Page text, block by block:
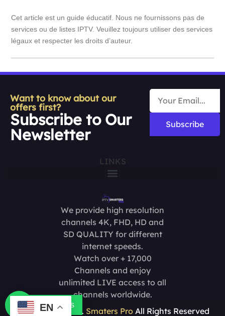
Cet article est un guide éducatif. Nous ne fournissons pas de
services ou de listes IPTV. Veuillez toujours utiliser des services
légaux et respecter les droits d’auteur.
Want to know about our
offers first?
Subscribe to Our
Newsletter
Subscribe
LINKS
We provide high resolution
channels 4K, FHD, HD and
SD QUALITY for different
internet speeds.
Watch over + 17,000
Channels and enjoy
unlimited LIVE access to all
channels worldwide.
Copyright @2025. Smaters Pro All Rights Reserved
EN
Contact us